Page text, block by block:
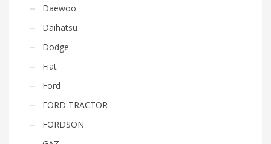
Daewoo
Daihatsu
Dodge
Fiat
Ford
FORD TRACTOR
FORDSON